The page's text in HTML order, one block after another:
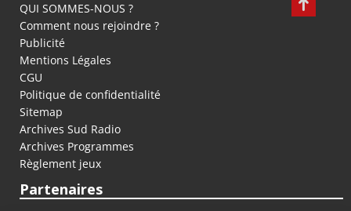
QUI SOMMES-NOUS ?
Comment nous rejoindre ?
Publicité
Mentions Légales
CGU
Politique de confidentialité
Sitemap
Archives Sud Radio
Archives Programmes
Règlement jeux
Partenaires